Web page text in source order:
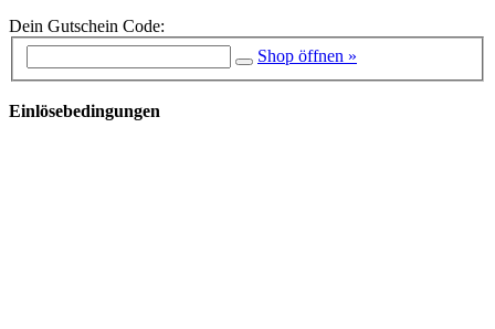
Dein Gutschein Code:
Shop öffnen »
Einlösebedingungen